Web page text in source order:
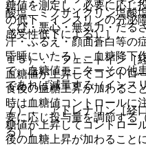
糖値を測定し、必要に応じ
の低下、インスリンの分泌
感受性低下による）］。
１５）． フェニトイン［
血糖値が上昇してコントロ
食後の血糖上昇が加わるこ
時は血糖値コントロールに
要に応じ投与量を調節する
る）］。
酸塩、ミノサイクリン塩酸
くび・悪心・無気力・だる
汗・ふるえ・顔面蒼白等の
昏睡にいたる）、血糖降下
で、血糖値モニターその他
であれば減量する（インス
７）． アドレナリン［経
糖値が上昇してコントロー
後の血糖上昇が加わること